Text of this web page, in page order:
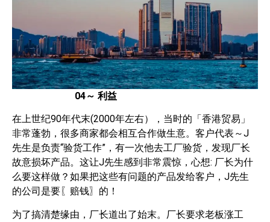
04～ 利益
在上世纪90年代末(2000年左右），当时的「香港贸易」
非常蓬勃，很多商家都会相互合作做生意。客户代表～J
先生是负责“验货工作”，有一次他去工厂验货，发现厂长
故意损坏产品。这让J先生感到非常震惊，心想: 厂长为什
么要这样做？如果把这些有问题的产品发给客户，J先生
的公司是要〖赔钱〗的！
为了搞清楚缘由，厂长道出了始末。厂长要求老板涨工